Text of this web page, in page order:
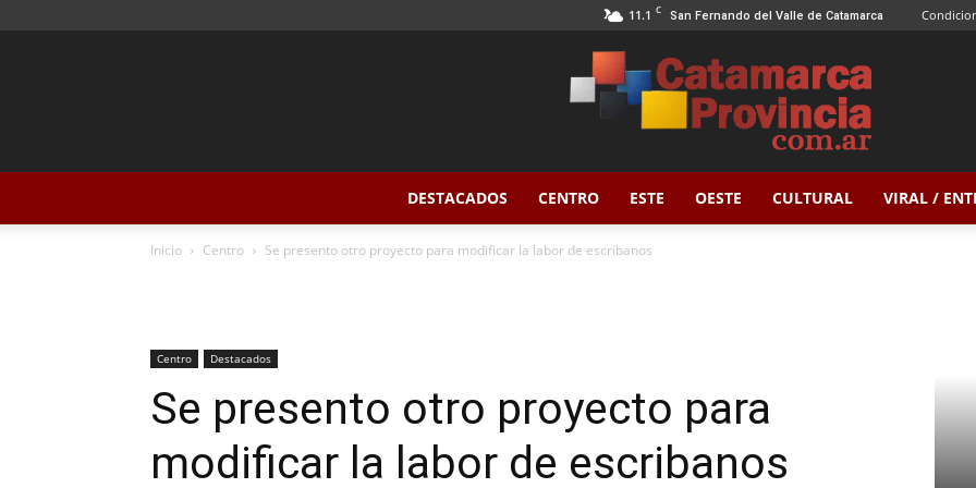
11.1 C San Fernando del Valle de Catamarca
Catamarca
DESTACADOS CENTRO ESTE OESTE CULTURAL VIRAL /
Inicio Centro Se presento otro proyecto para modificar la labor de escribanos
Centro Destacados
Se presento otro proyecto para
modificar la labor de escribanos